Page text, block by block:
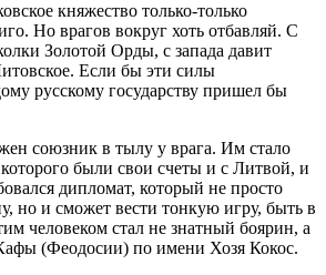
княжество только-только
Но врагов вокруг хоть отбавляй. С
Золотой Орды, с запада давит
Если бы эти силы
русскому государству пришел бы
союзник в тылу у врага. Им стало
были свои счеты и с Литвой, и
дипломат, который не просто
но и сможет вести тонкую игру, быть в
человеком стал не знатный боярин, а
(Феодосии) по имени Хозя Кокос.